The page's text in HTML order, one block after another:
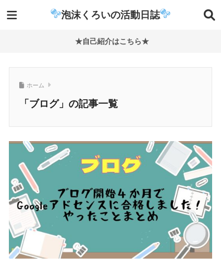
泡沫くろいの活動日誌
★自己紹介はこちら★
ホーム
「ブログ」の記事一覧